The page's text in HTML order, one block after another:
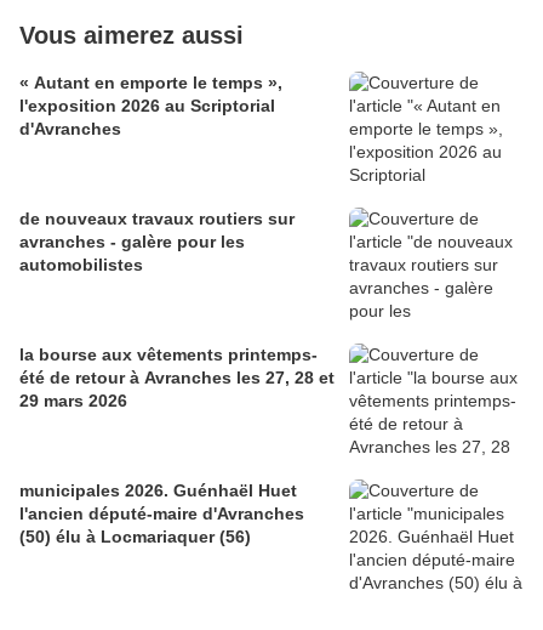
Vous aimerez aussi
« Autant en emporte le temps »,
l'exposition 2026 au Scriptorial
d'Avranches
de nouveaux travaux routiers sur
avranches - galère pour les
automobilistes
la bourse aux vêtements printemps-
été de retour à Avranches les 27, 28 et
29 mars 2026
municipales 2026. Guénhaël Huet
l'ancien député-maire d'Avranches
(50) élu à Locmariaquer (56)